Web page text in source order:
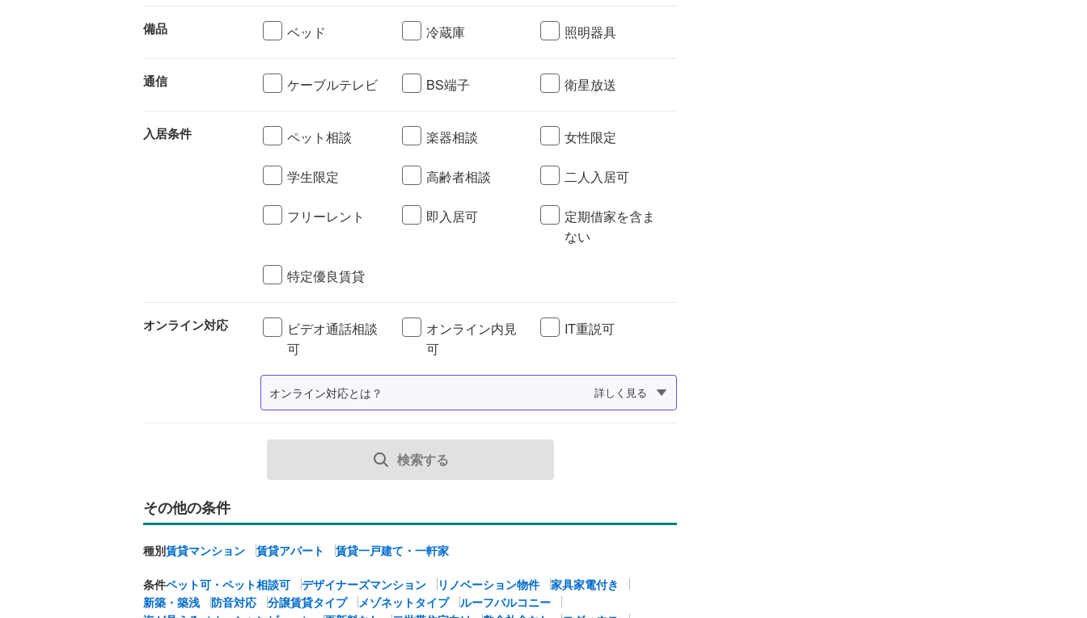
備品 ベッド 冷蔵庫 照明器具
通信 ケーブルテレビ BS端子 衛星放送
入居条件 ペット相談 楽器相談 女性限定
学生限定 高齢者相談 二人入居可
フリーレント 即入居可
定期借家を含ま
ない
特定優良賃貸
オンライン対応
ビデオ通話相談
可
オンライン内見
可
IT重説可
オンライン対応とは？ 詳しく見る
検索する
その他の条件
種別賃貸マンション 賃貸アパート 賃貸一戸建て・一軒家
条件ペット可・ペット相談可 デザイナーズマンション リノベーション物件
家具家電付き
新築・築浅
防音対応 分譲賃貸タイプ メゾネットタイプ
ルーフバルコニー